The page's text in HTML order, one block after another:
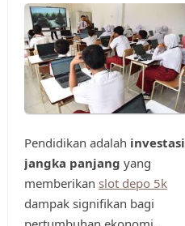
Pendidikan adalah investasi
jangka panjang yang
memberikan slot depo 5k
dampak signifikan bagi